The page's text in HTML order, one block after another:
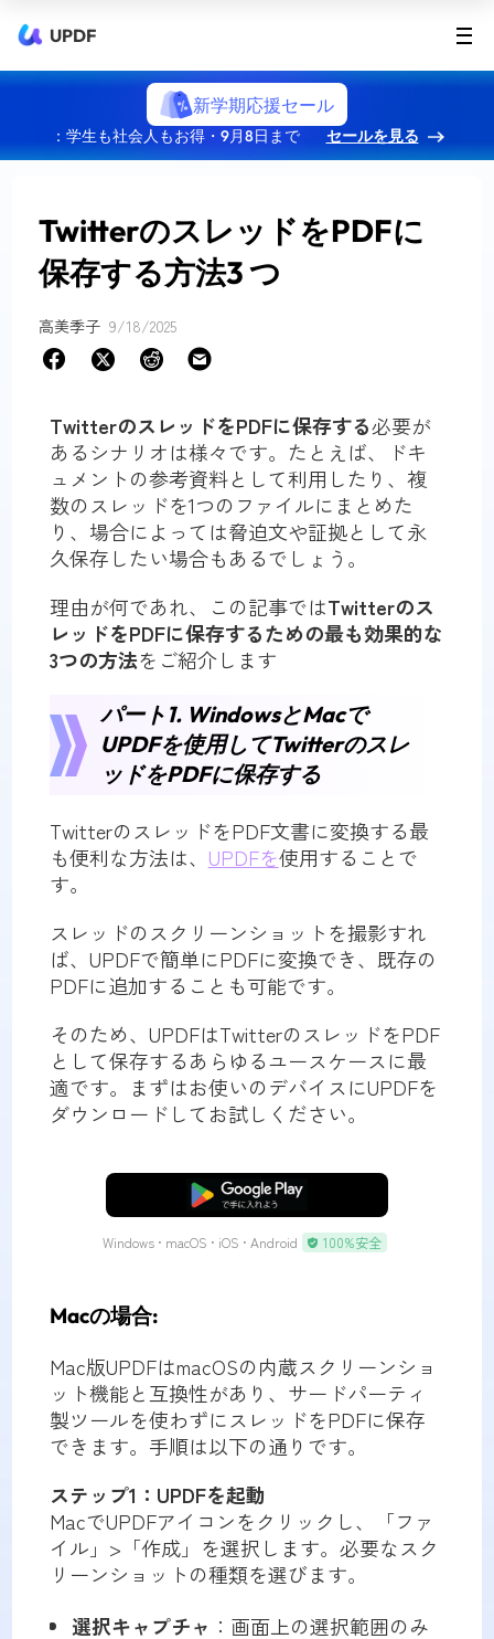
UPDF
新学期応援セール
：学生も社会人もお得・9月8日まで セールを見る
TwitterのスレッドをPDFに
保存する方法3 つ
高美季子 9/18/2025
TwitterのスレッドをPDFに保存する必要が
あるシナリオは様々です。たとえば、ドキ
ュメントの参考資料として利用したり、複
数のスレッドを1つのファイルにまとめた
り、場合によっては脅迫文や証拠として永
久保存したい場合もあるでしょう。
理由が何であれ、この記事ではTwitterのス
レッドをPDFに保存するための最も効果的な
3つの方法をご紹介します
パート1. WindowsとMacで
UPDFを使用してTwitterのスレ
ッドをPDFに保存する
TwitterのスレッドをPDF文書に変換する最
も便利な方法は、 UPDFを使用することで
す。
スレッドのスクリーンショットを撮影すれ
ば、UPDFで簡単にPDFに変換でき、既存の
PDFに追加することも可能です。
そのため、UPDFはTwitterのスレッドをPDF
として保存するあらゆるユースケースに最
適です。まずはお使いのデバイスにUPDFを
ダウンロードしてお試しください。
無料ダウンロード
Windows • macOS • iOS • Android 100%安全
Macの場合:
Mac版UPDFはmacOSの内蔵スクリーンショ
ット機能と互換性があり、サードパーティ
製ツールを使わずにスレッドをPDFに保存
できます。手順は以下の通りです。
ステップ1：UPDFを起動
MacでUPDFアイコンをクリックし、「ファ
イル」>「作成」を選択します。必要なスク
リーンショットの種類を選びます。
選択キャプチャ ：画面上の選択範囲のみ